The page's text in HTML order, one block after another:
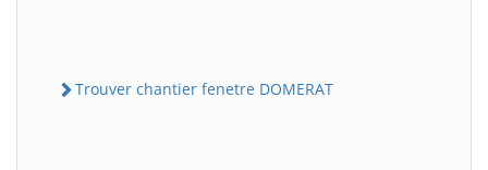
Trouver chantier fenetre DOMERAT